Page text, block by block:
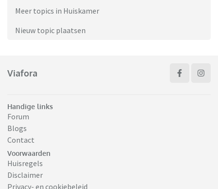
Meer topics in Huiskamer
Nieuw topic plaatsen
Viafora
Handige links
Forum
Blogs
Contact
Voorwaarden
Huisregels
Disclaimer
Privacy- en cookiebeleid